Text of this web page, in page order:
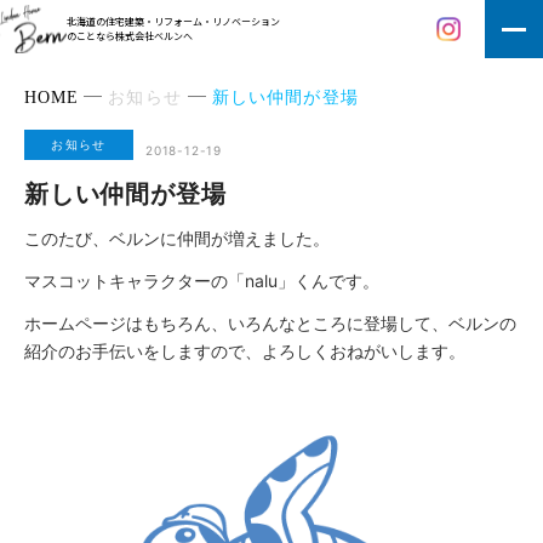
北海道の住宅建築・リフォーム・リノベーション
のことなら株式会社ベルンへ
HOME お知らせ 新しい仲間が登場
お知らせ 2018-12-19
新しい仲間が登場
このたび、ベルンに仲間が増えました。
マスコットキャラクターの「nalu」くんです。
ホームページはもちろん、いろんなところに登場して、ベルンの
紹介のお手伝いをしますので、よろしくおねがいします。